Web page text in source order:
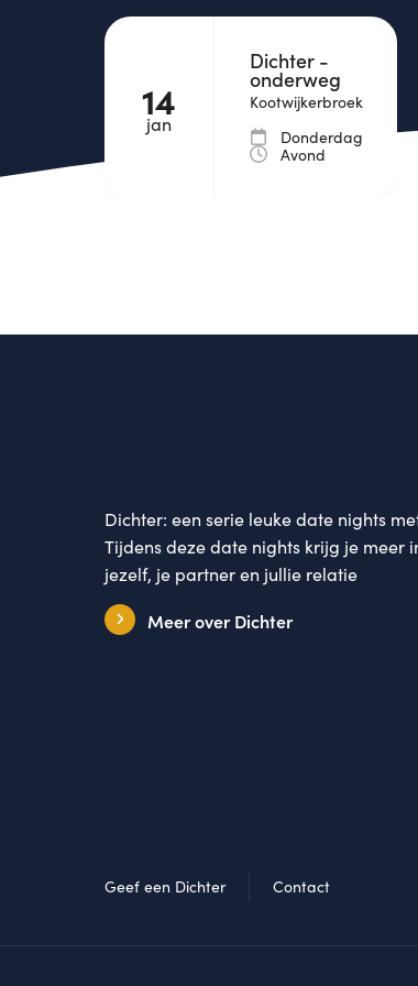
14
jan
Dichter -
onderweg
Kootwijkerbroek
Donderdag
Avond
Dichter: een serie leuke date nights
Tijdens deze date nights krijg je meer
jezelf, je partner en jullie relatie
Meer over Dichter
Geef een Dichter Contact